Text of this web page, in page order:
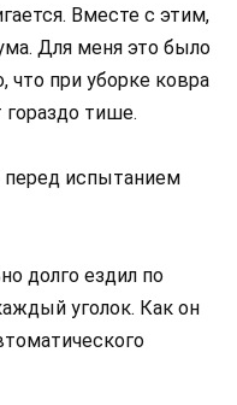
Вместе с этим,
Для меня это было
что при уборке ковра
гораздо тише.
долго ездил по
уголок. Как он